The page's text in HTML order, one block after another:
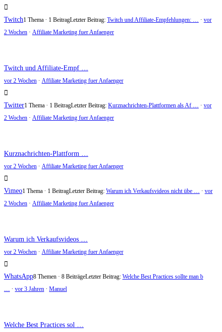
Twitch1 Thema · 1 BeitragLetzter Beitrag: Twitch und Affiliate-Empfehlungen: … · vor
2 Wochen · Affiliate Marketing fuer Anfaenger
Twitch und Affiliate-Empf …
vor 2 Wochen · Affiliate Marketing fuer Anfaenger
Twitter1 Thema · 1 BeitragLetzter Beitrag: Kurznachrichten-Plattformen als Af … · vor
2 Wochen · Affiliate Marketing fuer Anfaenger
Kurznachrichten-Plattform …
vor 2 Wochen · Affiliate Marketing fuer Anfaenger
Vimeo1 Thema · 1 BeitragLetzter Beitrag: Warum ich Verkaufsvideos nicht übe … · vor
2 Wochen · Affiliate Marketing fuer Anfaenger
Warum ich Verkaufsvideos …
vor 2 Wochen · Affiliate Marketing fuer Anfaenger
WhatsApp8 Themen · 8 BeiträgeLetzter Beitrag: Welche Best Practices sollte man b
… · vor 3 Jahren · Manuel
Welche Best Practices sol …